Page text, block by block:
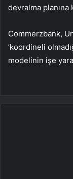
devralma planına
Commerzbank,
’koordineli
modelinin işe